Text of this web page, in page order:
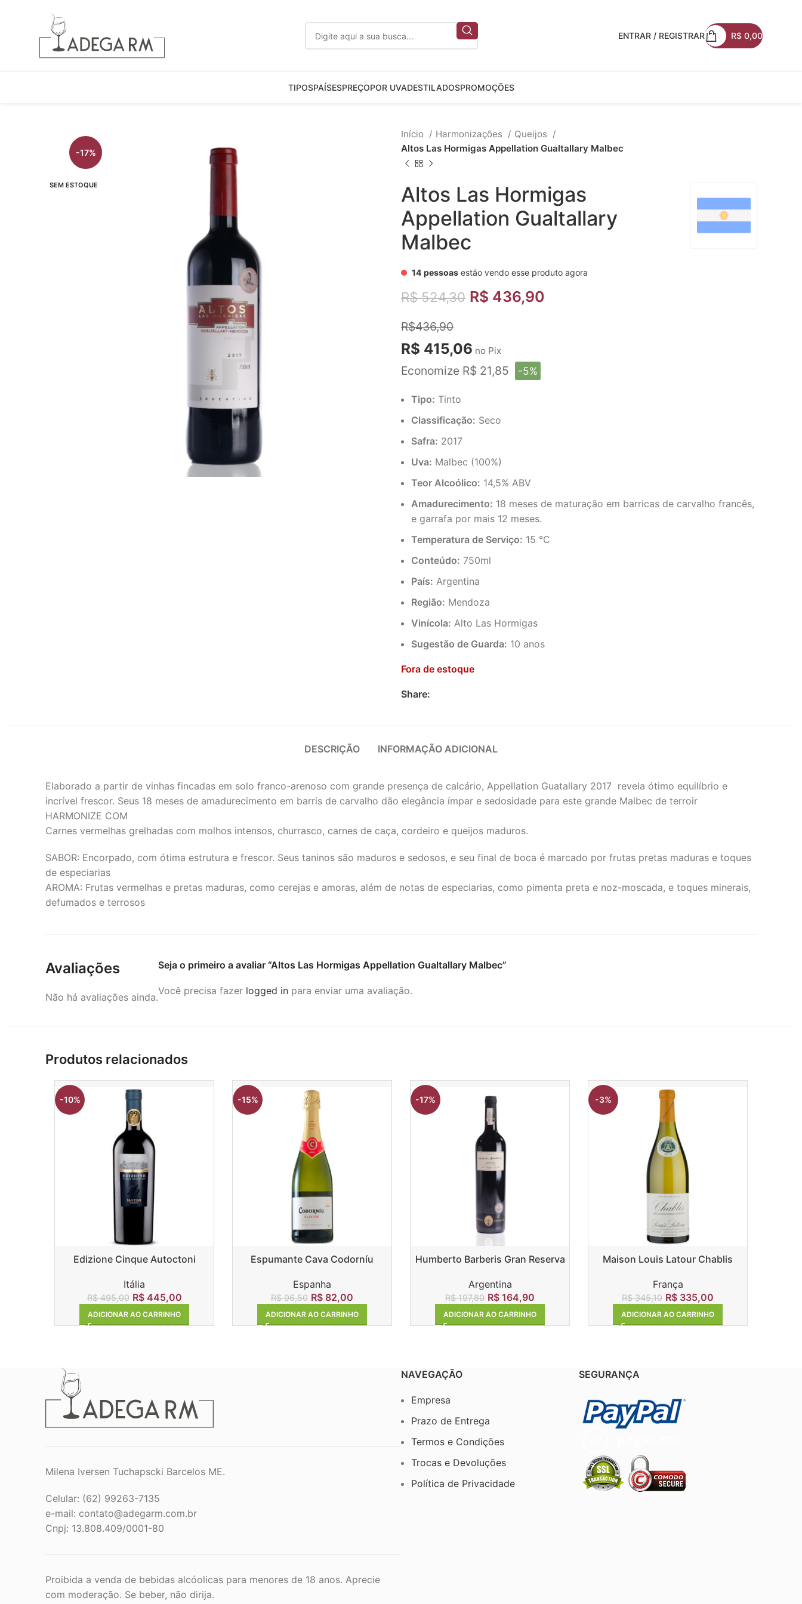
ENTRAR / REGISTRAR R$ 0,00
TIPOSPAÍSESPREÇOPOR UVADESTILADOSPROMOÇÕES
-17%
SEM ESTOQUE
Início Harmonizações
Queijos
Altos Las Hormigas Appellation Gualtallary Malbec
Altos Las Hormigas
Appellation Gualtallary
Malbec
14 pessoas estão vendo esse produto agora
R$524,30 R$ 436,90
R$436,90
R$ 415,06 no Pix
Economize R$ 21,85 -5%
Tipo: Tinto
Classificação: Seco
Safra: 2017
Uva: Malbec (100%)
Teor Alcoólico: 14,5% ABV
Amadurecimento: 18 meses de maturação em barricas de carvalho francês,
e garrafa por mais 12 meses.
Temperatura de Serviço: 15 °C
Conteúdo: 750ml
País: Argentina
Região: Mendoza
Vinícola: Alto Las Hormigas
Sugestão de Guarda: 10 anos
Fora de estoque
Share:
DESCRIÇÃO INFORMAÇÃO ADICIONAL
Elaborado a partir de vinhas fincadas em solo franco-arenoso com grande presença de calcário, Appellation Guatallary 2017 revela ótimo equilíbrio e
incrível frescor. Seus 18 meses de amadurecimento em barris de carvalho dão elegância ímpar e sedosidade para este grande Malbec de terroir
HARMONIZE COM
Carnes vermelhas grelhadas com molhos intensos, churrasco, carnes de caça, cordeiro e queijos maduros.
SABOR: Encorpado, com ótima estrutura e frescor. Seus taninos são maduros e sedosos, e seu final de boca é marcado por frutas pretas maduras e toques
de especiarias
AROMA: Frutas vermelhas e pretas maduras, como cerejas e amoras, além de notas de especiarias, como pimenta preta e noz-moscada, e toques minerais,
defumados e terrosos
Avaliações
Não há avaliações ainda.
Seja o primeiro a avaliar “Altos Las Hormigas Appellation Gualtallary Malbec”
Você precisa fazer logged in para enviar uma avaliação.
Produtos relacionados
-10%
Edizione Cinque Autoctoni
Itália
R$495,00 R$445,00
ADICIONAR AO CARRINHO
-15%
Espumante Cava Codorníu
Espanha
R$96,50 R$ 82,00
ADICIONAR AO CARRINHO
-17%
Humberto Barberis Gran Reserva
Argentina
R$197,80 R$ 164,90
ADICIONAR AO CARRINHO
-3%
Maison Louis Latour Chablis
França
R$345,10 R$ 335,00
ADICIONAR AO CARRINHO
Milena Iversen Tuchapscki Barcelos ME.
Celular: (62) 99263-7135
e-mail: contato@adegarm.com.br
Cnpj: 13.808.409/0001-80
Proibida a venda de bebidas alcóolicas para menores de 18 anos. Aprecie
com moderação. Se beber, não dirija.
NAVEGAÇÃO
Empresa
Prazo de Entrega
Termos e Condições
Trocas e Devoluções
Política de Privacidade
SEGURANÇA